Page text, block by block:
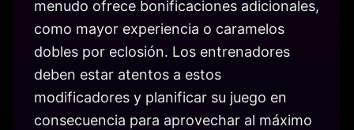
menudo ofrece bonificaciones adicionales,
como mayor experiencia o caramelos
dobles por eclosión. Los entrenadores
deben estar atentos a estos
modificadores y planificar su juego en
consecuencia para aprovechar al máximo